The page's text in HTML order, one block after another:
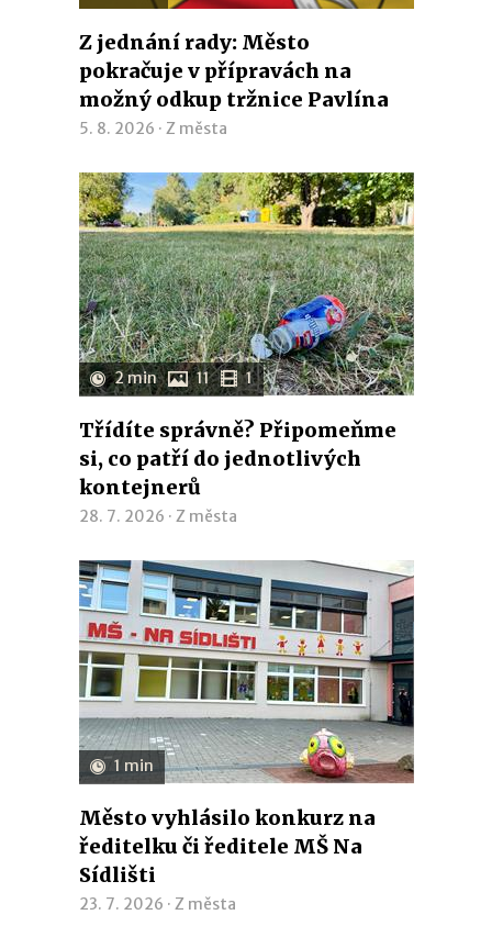
Z jednání rady: Město
pokračuje v přípravách na
možný odkup tržnice Pavlína
5. 8. 2026 · Z města
2 min 11 1
Třídíte správně? Připomeňme
si, co patří do jednotlivých
kontejnerů
28. 7. 2026 · Z města
1 min
Město vyhlásilo konkurz na
ředitelku či ředitele MŠ Na
Sídlišti
23. 7. 2026 · Z města